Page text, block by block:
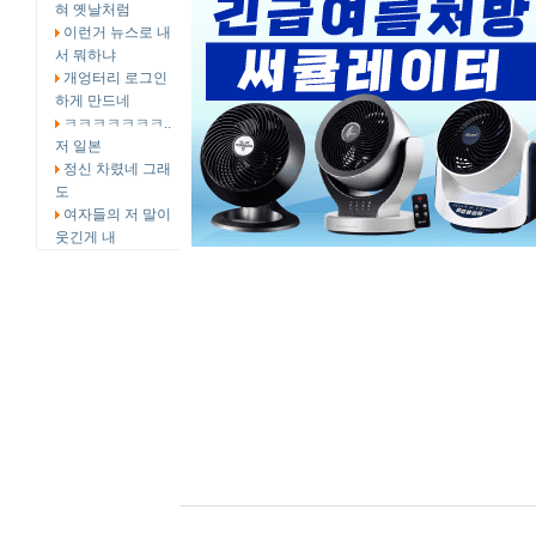
혀 옛날처럼
이런거 뉴스로 내
서 뭐하냐
개엉터리 로그인
하게 만드네
ㅋㅋㅋㅋㅋㅋㅋ..
저 일본
정신 차렸네 그래
도
여자들의 저 말이
웃긴게 내